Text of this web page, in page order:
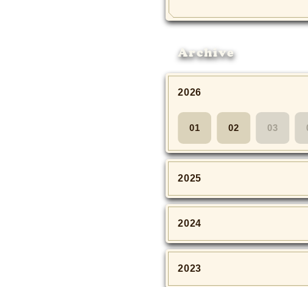
Archive
2026
01 02 03
2025
2024
2023